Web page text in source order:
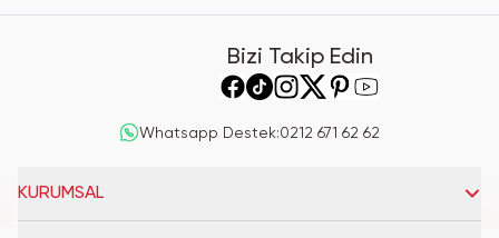
Bizi Takip Edin
Whatsapp Destek:0212 671 62 62
KURUMSAL